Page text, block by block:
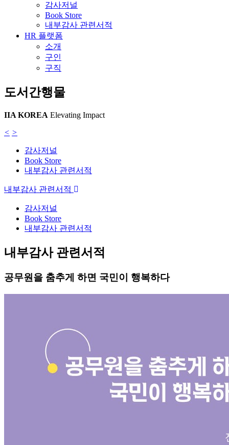
감사저널
Book Store
내부감사 관련서적
HR 플랫폼
소개
구인
구직
도서간행물
IIA KOREA Elevating Impact
< >
감사저널
Book Store
내부감사 관련서적
내부감사 관련서적
감사저널
Book Store
내부감사 관련서적
내부감사 관련서적
공무원을 춤추게 하면 국민이 행복하다